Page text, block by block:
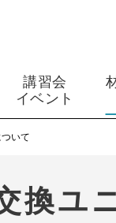
講習会
イベント
いて
換ユ